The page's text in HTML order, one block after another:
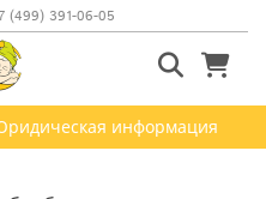
391-06-05
информация